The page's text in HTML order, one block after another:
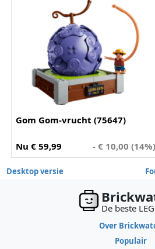
Gom Gom-vrucht (75647)
Nu € 59,99 - € 10,00 (14%)
Desktop versie
De beste
Over
Populair